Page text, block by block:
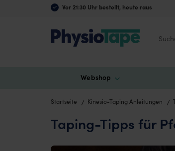
Vor 21:30 Uhr bestellt, heute raus
Webshop
Startseite Kinesio-Taping Anleitungen
Taping-Tipps für